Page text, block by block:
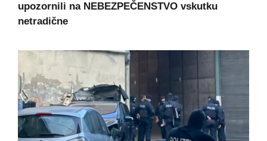
upozornili na NEBEZPEČENSTVO vskutku
netradične